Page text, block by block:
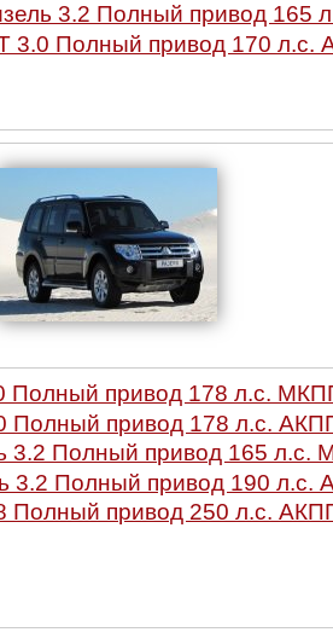
3.2 Полный привод 165
3.0 Полный привод 170 л.с.
Полный привод 178 л.с.
Полный привод 178 л.с.
3.2 Полный привод 165 л.с.
3.2 Полный привод 190 л.с.
Полный привод 250 л.с.